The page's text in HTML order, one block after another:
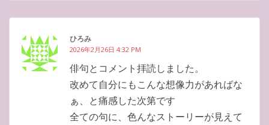
ひろみ
2026年2月26日 4:32 PM
俳句とコメント拝読しました。
改めて自分にもこんな想像力があればな
ぁ、と痛感した次第です
全ての句に、色んなストーリーが見えて